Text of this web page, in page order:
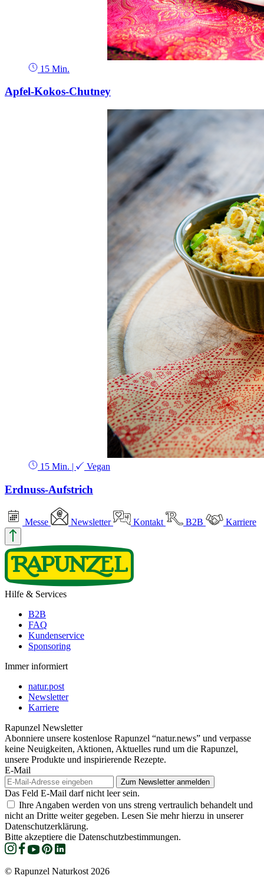
15 Min.
Apfel-Kokos-Chutney
15 Min. | Vegan
Erdnuss-Aufstrich
Messe Newsletter Kontakt B2B Karriere
Hilfe & Services
B2B
FAQ
Kundenservice
Sponsoring
Immer informiert
natur.post
Newsletter
Karriere
Rapunzel Newsletter
Abonniere unsere kostenlose Rapunzel “natur.news” und verpasse
keine Neuigkeiten, Aktionen, Aktuelles rund um die Rapunzel,
unsere Produkte und inspirierende Rezepte.
E-Mail
Das Feld E-Mail darf nicht leer sein.
Ihre Angaben werden von uns streng vertraulich behandelt und
nicht an Dritte weiter gegeben. Lesen Sie mehr hierzu in unserer
Datenschutzerklärung.
Bitte akzeptiere die Datenschutzbestimmungen.
© Rapunzel Naturkost 2026